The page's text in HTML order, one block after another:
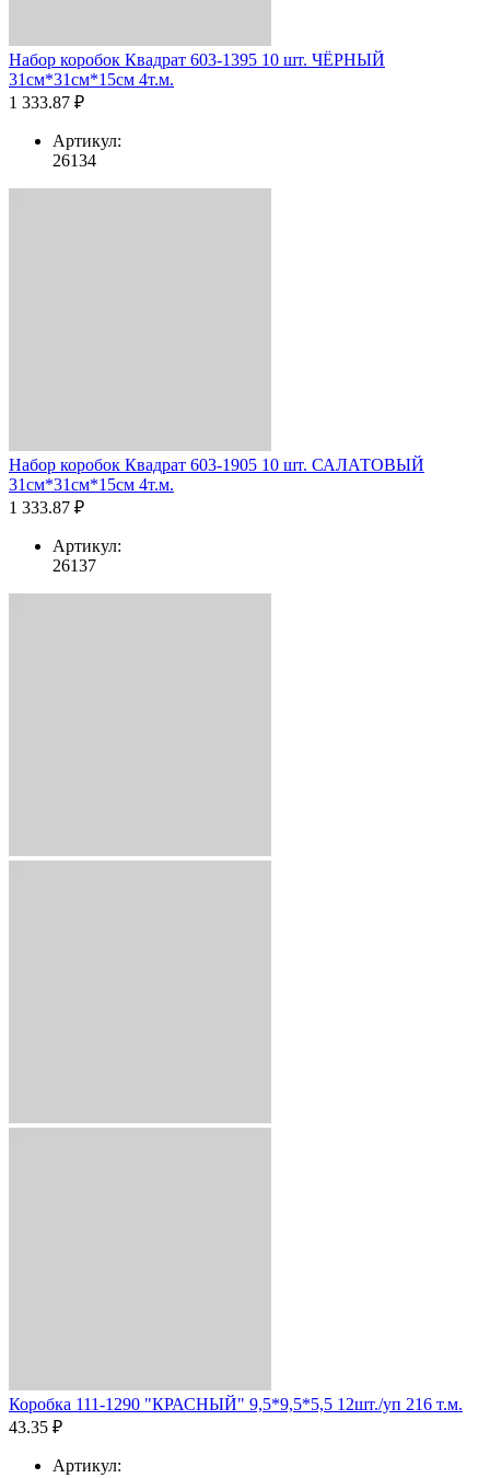
Набор коробок Квадрат 603-1395 10 шт. ЧЁРНЫЙ
31см*31см*15см 4т.м.
1 333.87 ₽
Артикул:
26134
Набор коробок Квадрат 603-1905 10 шт. САЛАТОВЫЙ
31см*31см*15см 4т.м.
1 333.87 ₽
Артикул:
26137
Коробка 111-1290 "КРАСНЫЙ" 9,5*9,5*5,5 12шт./уп 216 т.м.
43.35 ₽
Артикул: